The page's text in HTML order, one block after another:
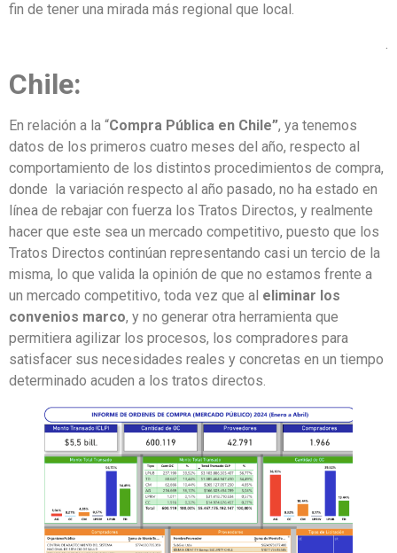
fin de tener una mirada más regional que local.
Chile:
En relación a la “Compra Pública en Chile”, ya tenemos
datos de los primeros cuatro meses del año, respecto al
comportamiento de los distintos procedimientos de compra,
donde la variación respecto al año pasado, no ha estado en
línea de rebajar con fuerza los Tratos Directos, y realmente
hacer que este sea un mercado competitivo, puesto que los
Tratos Directos continúan representando casi un tercio de la
misma, lo que valida la opinión de que no estamos frente a
un mercado competitivo, toda vez que al eliminar los
convenios marco, y no generar otra herramienta que
permitiera agilizar los procesos, los compradores para
satisfacer sus necesidades reales y concretas en un tiempo
determinado acuden a los tratos directos.